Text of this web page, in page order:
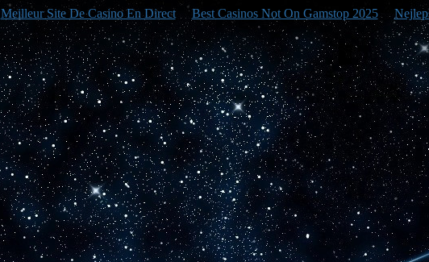
Meilleur Site De Casino En Direct Best Casinos Not On Gamstop 2025